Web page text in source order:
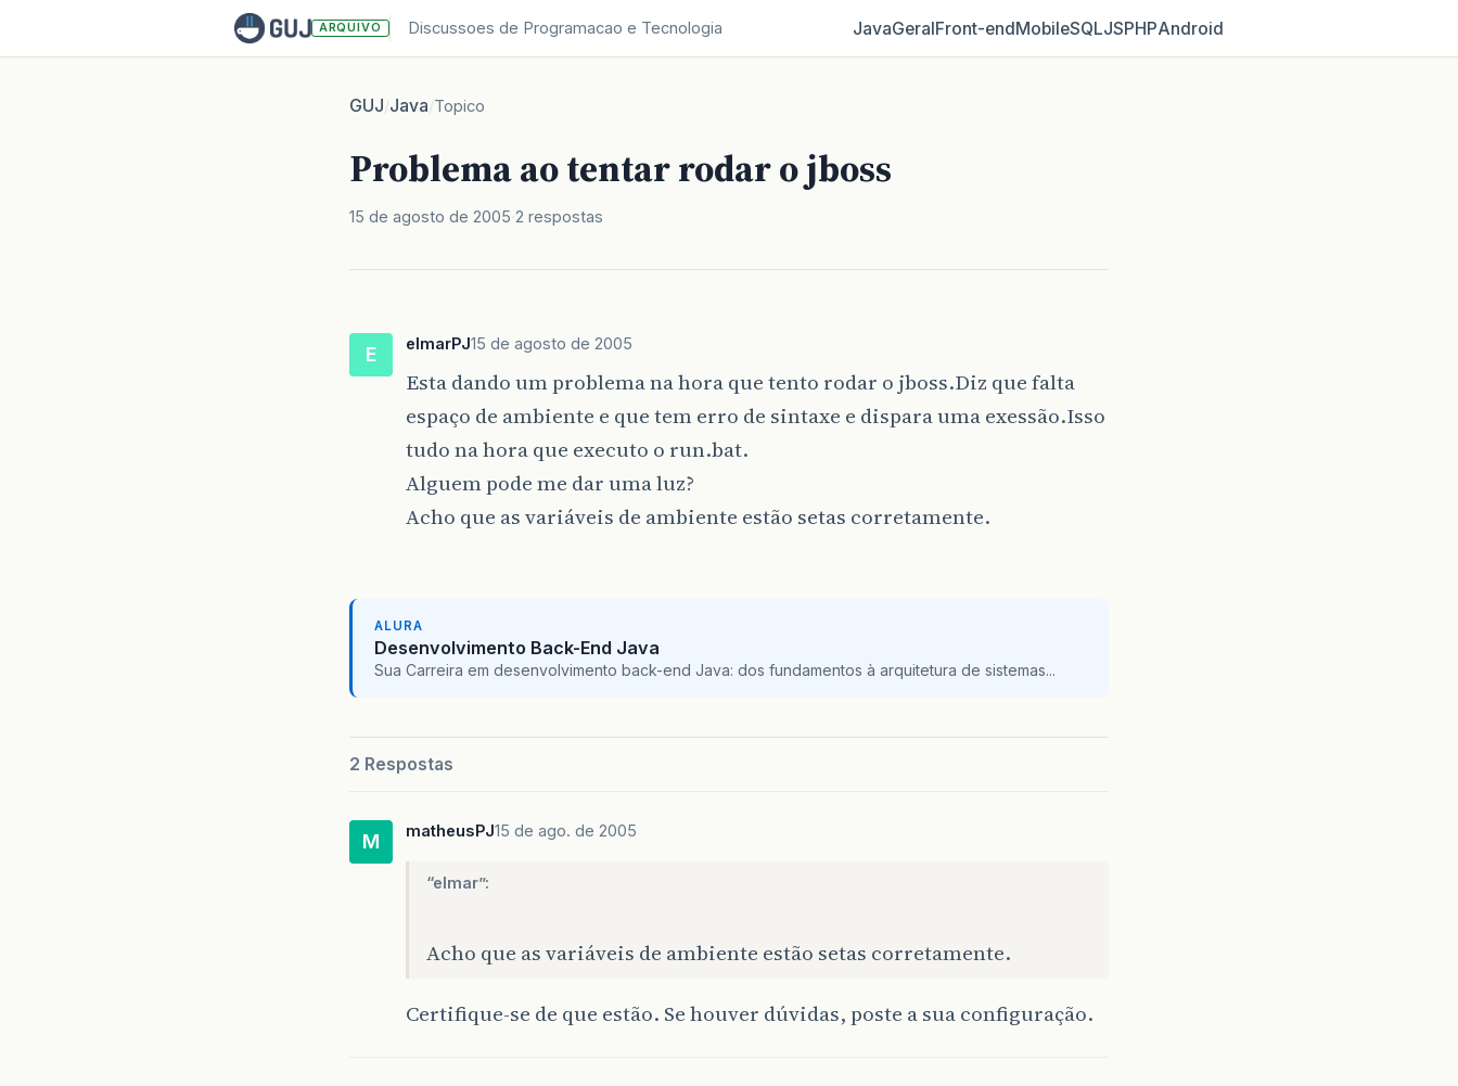
ARQUIVO Discussoes de Programacao e Tecnologia JavaGeralFront‑endMobileSQLJSPHPAndroid
GUJ/Java/Topico
Problema ao tentar rodar o jboss
15 de agosto de 2005 2 respostas
E elmarPJ15 de agosto de 2005
Esta dando um problema na hora que tento rodar o jboss.Diz que falta
espaço de ambiente e que tem erro de sintaxe e dispara uma exessão.Isso
tudo na hora que executo o run.bat.
Alguem pode me dar uma luz?
Acho que as variáveis de ambiente estão setas corretamente.
ALURA
Desenvolvimento Back-End Java
Sua Carreira em desenvolvimento back-end Java: dos fundamentos à arquitetura de sistemas...
2 Respostas
M matheusPJ15 de ago. de 2005
“elmar”:
Acho que as variáveis de ambiente estão setas corretamente.
Certifique-se de que estão. Se houver dúvidas, poste a sua configuração.